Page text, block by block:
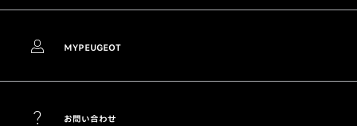
MYPEUGEOT
お問い合わせ